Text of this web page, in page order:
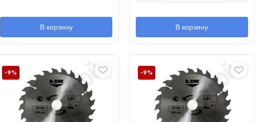
В корзину В корзину
-9% -9%